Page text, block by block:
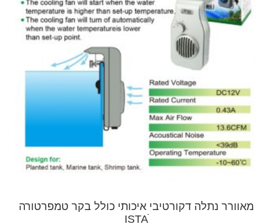
מאוורר נתלה דקורטיבי איכותי כולל בקר טמפרטורה
ISTAׁׂ